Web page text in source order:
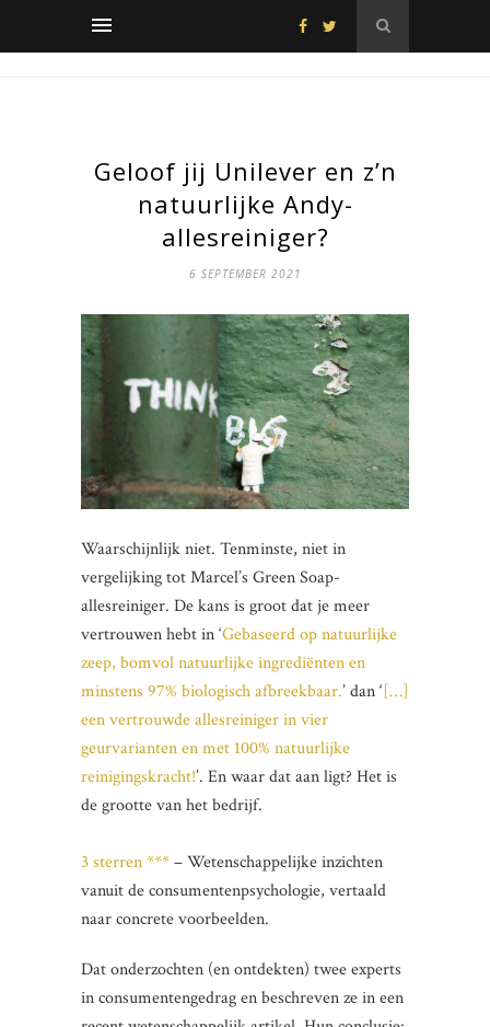
Geloof jij Unilever en z’n
natuurlijke Andy-
allesreiniger?
6 SEPTEMBER 2021
Waarschijnlijk niet. Tenminste, niet in
vergelijking tot Marcel’s Green Soap-
allesreiniger. De kans is groot dat je meer
vertrouwen hebt in ‘Gebaseerd op natuurlijke
zeep, bomvol natuurlijke ingrediënten en
minstens 97% biologisch afbreekbaar.’ dan ‘[…]
een vertrouwde allesreiniger in vier
geurvarianten en met 100% natuurlijke
reinigingskracht!’. En waar dat aan ligt? Het is
de grootte van het bedrijf.
3 sterren ***– Wetenschappelijke inzichten
vanuit de consumentenpsychologie, vertaald
naar concrete voorbeelden.
Dat onderzochten (en ontdekten) twee experts
in consumentengedrag en beschreven ze in een